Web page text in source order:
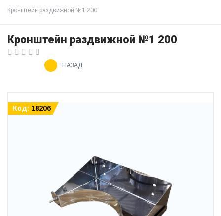
Кронштейн раздвижной №1 200
Кронштейн раздвижной №1 200
НАЗАД
Код: 18206